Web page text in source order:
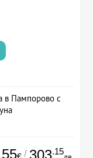
в Пампорово с
/ .15